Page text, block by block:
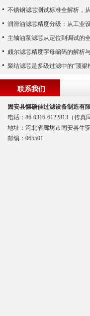
聚结滤芯是多级过滤中的“顶梁
联系我们
固安县慷硕佳过滤设备制造有
电话：86-0316-6122813（传真
地址：河北省廊坊市固安县牛
邮编：065501